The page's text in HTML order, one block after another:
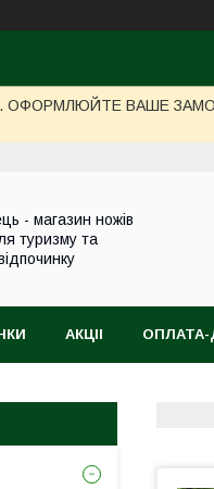
ОФОРМЛЮЙТЕ ВАШЕ
- магазин ножів
туризму та
АКЦІІ